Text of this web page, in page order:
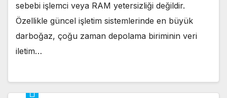
sebebi işlemci veya RAM yetersizliği değildir.
Özellikle güncel işletim sistemlerinde en büyük
darboğaz, çoğu zaman depolama biriminin veri
iletim…